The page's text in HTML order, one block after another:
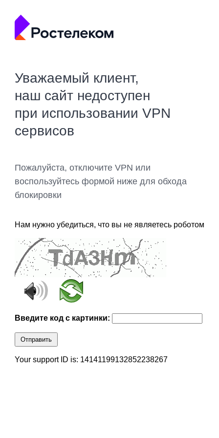
Уважаемый клиент,
наш сайт недоступен
при использовании VPN
сервисов
Пожалуйста, отключите VPN или
воспользуйтесь формой ниже для обхода
блокировки
Нам нужно убедиться, что вы не являетесь роботом
Введите код с картинки:
Отправить
Your support ID is: 14141199132852238267